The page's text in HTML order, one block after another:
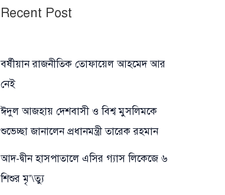
Recent Post
বর্ষীয়ান রাজনীতিক তোফায়েল আহমেদ আর
নেই
ঈদুল আজহায় দেশবাসী ও বিশ্ব মুসলিমকে
শুভেচ্ছা জানালেন প্রধানমন্ত্রী তারেক রহমান
আদ-দ্বীন হাসপাতালে এসির গ্যাস লিকেজে ৬
শিশুর মৃ’\ত্যু